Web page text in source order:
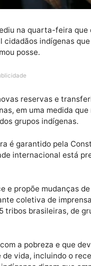
pediu na quarta-
mil cidadãos
tomou posse.
Publicidade
em uma
do dos grupos
terra é garantido